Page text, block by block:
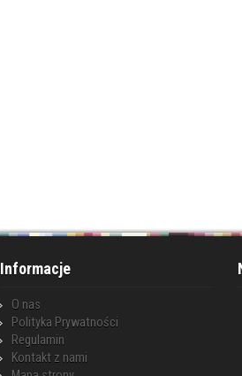
Informacje
O nas
Polityka Prywatności
Regulamin
Kontakt z nami